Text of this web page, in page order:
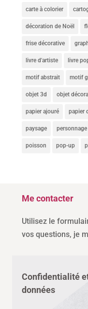
carte à colorier
décoration de Noël
frise décorative
livre d'artiste livre
motif abstrait motif
objet 3d objet
papier ajouré papier
paysage personnage
poisson pop-up
Me contacter
Utilisez le
vos questions, je
Confidentialité
données